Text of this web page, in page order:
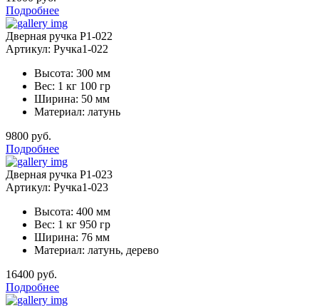
Подробнее
Дверная ручка Р1-022
Артикул: Ручка1-022
Высота: 300 мм
Вес: 1 кг 100 гр
Ширина: 50 мм
Материал: латунь
9800 руб.
Подробнее
Дверная ручка Р1-023
Артикул: Ручка1-023
Высота: 400 мм
Вес: 1 кг 950 гр
Ширина: 76 мм
Материал: латунь, дерево
16400 руб.
Подробнее